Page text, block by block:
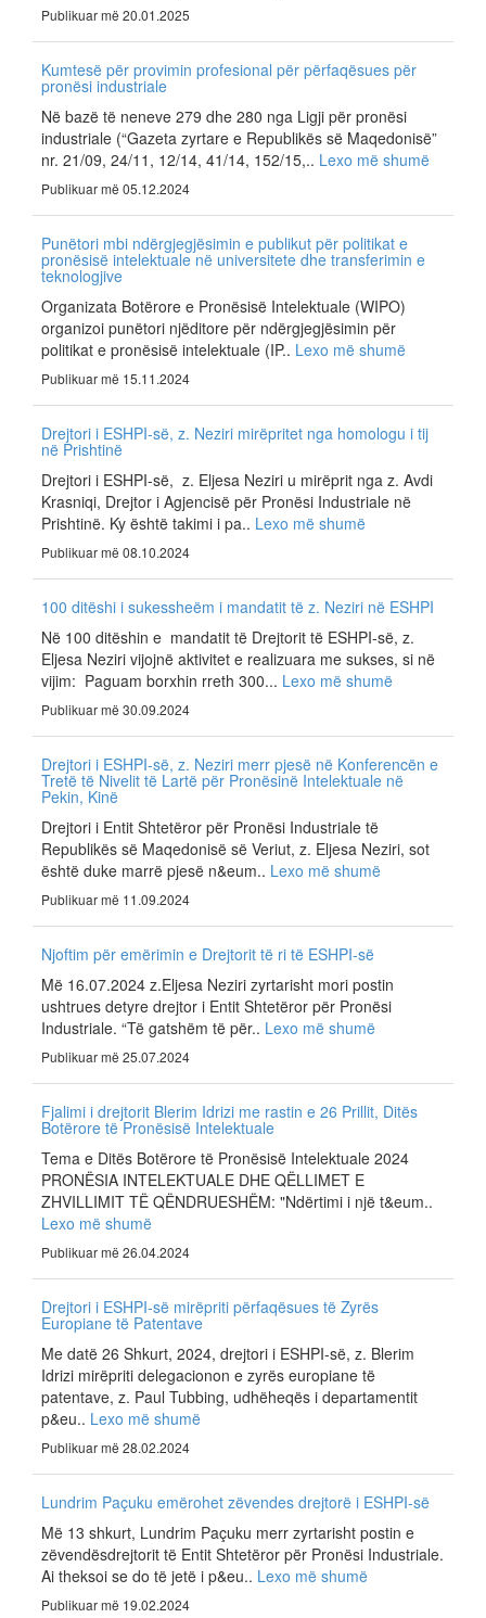
Publikuar më 20.01.2025
Kumtesë për provimin profesional për përfaqësues për
pronësi industriale
Në bazë të neneve 279 dhe 280 nga Ligji për pronësi
industriale (“Gazeta zyrtare e Republikës së Maqedonisë”
nr. 21/09, 24/11, 12/14, 41/14, 152/15,.. Lexo më shumë
Publikuar më 05.12.2024
Punëtori mbi ndërgjegjësimin e publikut për politikat e
pronësisë intelektuale në universitete dhe transferimin e
teknologjive
Organizata Botërore e Pronësisë Intelektuale (WIPO)
organizoi punëtori njëditore për ndërgjegjësimin për
politikat e pronësisë intelektuale (IP.. Lexo më shumë
Publikuar më 15.11.2024
Drejtori i ESHPI-së, z. Neziri mirëpritet nga homologu i tij
në Prishtinë
Drejtori i ESHPI-së, z. Eljesa Neziri u mirëprit nga z. Avdi
Krasniqi, Drejtor i Agjencisë për Pronësi Industriale në
Prishtinë. Ky është takimi i pa.. Lexo më shumë
Publikuar më 08.10.2024
100 ditëshi i sukessheëm i mandatit të z. Neziri në ESHPI
Në 100 ditëshin e mandatit të Drejtorit të ESHPI-së, z.
Eljesa Neziri vijojnë aktivitet e realizuara me sukses, si në
vijim: Paguam borxhin rreth 300... Lexo më shumë
Publikuar më 30.09.2024
Drejtori i ESHPI-së, z. Neziri merr pjesë në Konferencën e
Tretë të Nivelit të Lartë për Pronësinë Intelektuale në
Pekin, Kinë
Drejtori i Entit Shtetëror për Pronësi Industriale të
Republikës së Maqedonisë së Veriut, z. Eljesa Neziri, sot
është duke marrë pjesë n&eum.. Lexo më shumë
Publikuar më 11.09.2024
Njoftim për emërimin e Drejtorit të ri të ESHPI-së
Më 16.07.2024 z.Eljesa Neziri zyrtarisht mori postin
ushtrues detyre drejtor i Entit Shtetëror për Pronësi
Industriale. “Të gatshëm të për.. Lexo më shumë
Publikuar më 25.07.2024
Fjalimi i drejtorit Blerim Idrizi me rastin e 26 Prillit, Ditës
Botërore të Pronësisë Intelektuale
Tema e Ditës Botërore të Pronësisë Intelektuale 2024
PRONËSIA INTELEKTUALE DHE QËLLIMET E
ZHVILLIMIT TË QËNDRUESHËM: "Ndërtimi i një t&eum..
Lexo më shumë
Publikuar më 26.04.2024
Drejtori i ESHPI-së mirëpriti përfaqësues të Zyrës
Europiane të Patentave
Me datë 26 Shkurt, 2024, drejtori i ESHPI-së, z. Blerim
Idrizi mirëpriti delegacionon e zyrës europiane të
patentave, z. Paul Tubbing, udhëheqës i departamentit
p&eu.. Lexo më shumë
Publikuar më 28.02.2024
Lundrim Paçuku emërohet zëvendes drejtorë i ESHPI-së
Më 13 shkurt, Lundrim Paçuku merr zyrtarisht postin e
zëvendësdrejtorit të Entit Shtetëror për Pronësi Industriale.
Ai theksoi se do të jetë i p&eu.. Lexo më shumë
Publikuar më 19.02.2024